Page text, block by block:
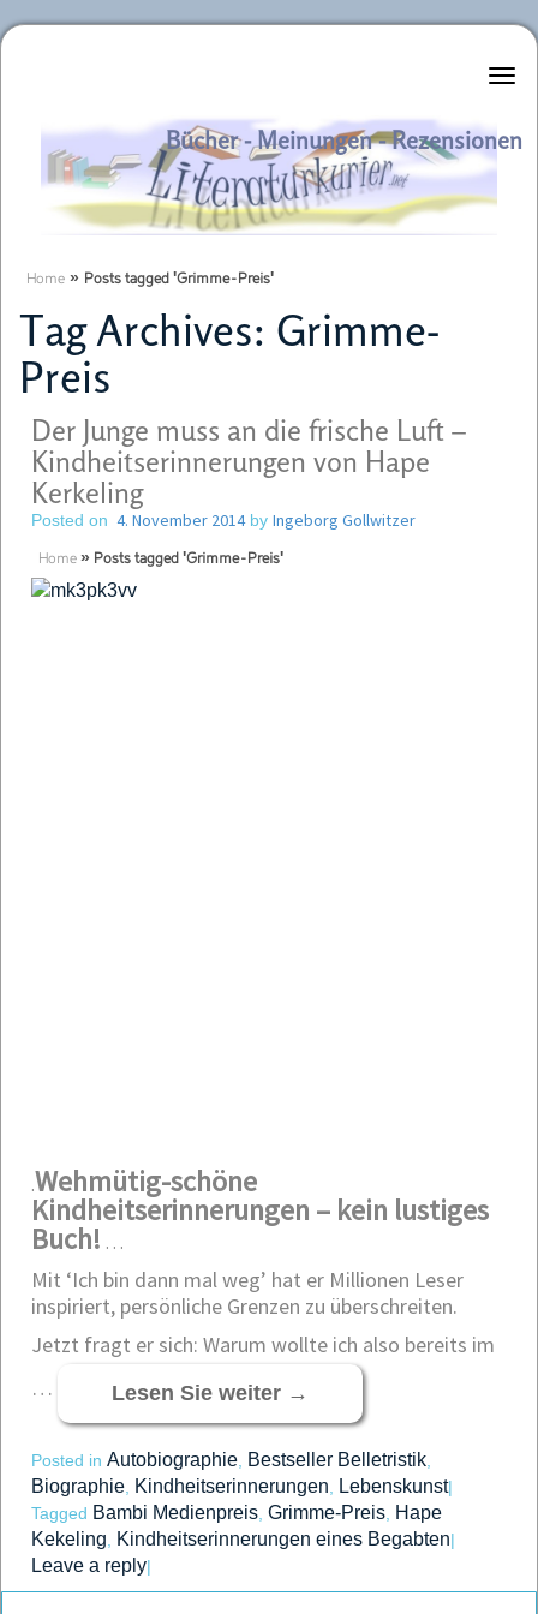
Literaturkurier.net
Bücher - Meinungen - Rezensionen
Home » Posts tagged 'Grimme-Preis'
Tag Archives: Grimme-
Preis
Der Junge muss an die frische Luft –
Kindheitserinnerungen von Hape
Kerkeling
Posted on 4. November 2014by Ingeborg Gollwitzer
Home » Posts tagged 'Grimme-Preis'
.Wehmütig-schöne
Kindheitserinnerungen – kein lustiges
Buch! …
Mit ‘Ich bin dann mal weg’ hat er Millionen Leser
inspiriert, persönliche Grenzen zu überschreiten.
Jetzt fragt er sich: Warum wollte ich also bereits im
…
Lesen Sie weiter →
Posted in Autobiographie Bestseller Belletristik
Biographie Kindheitserinnerungen Lebenskunst|
Tagged Bambi Medienpreis Grimme-Preis Hape
Kekeling
Kindheitserinnerungen eines Begabten|
Leave a reply|